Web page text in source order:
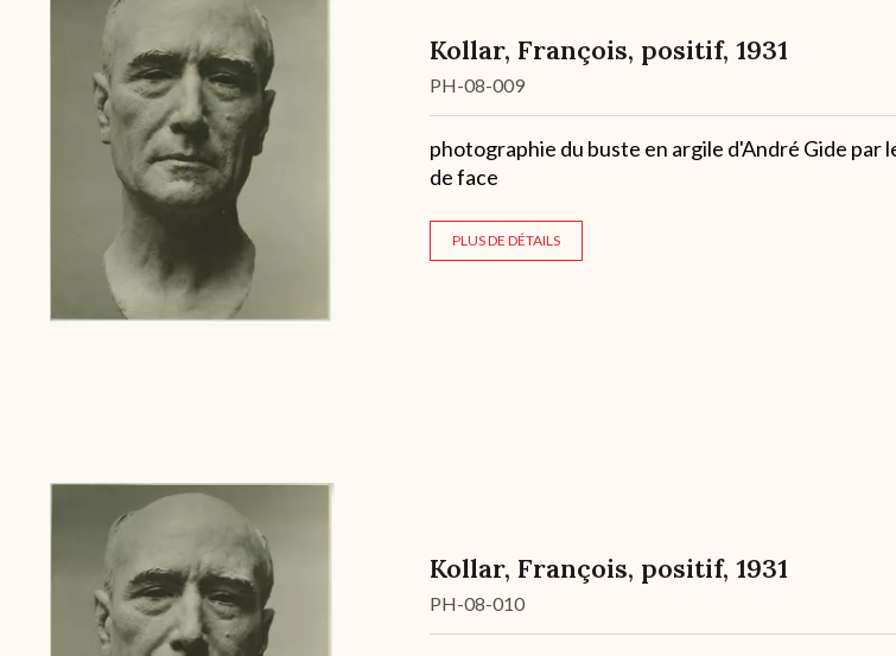
Kollar, François, positif, 1931
Cote
PH-08-009
Description
photographie du buste en argile d'André Gide par
de face
PLUS DE DÉTAILS
Kollar, François, positif, 1931
Cote
PH-08-010